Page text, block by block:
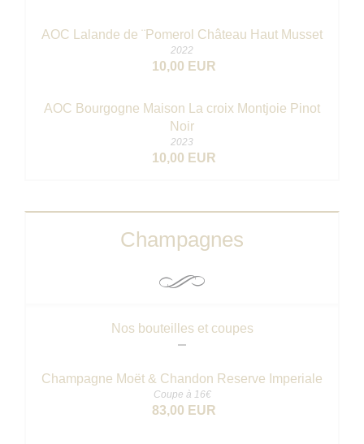
AOC Lalande de ¨Pomerol Château Haut Musset
2022
10,00 EUR
AOC Bourgogne Maison La croix Montjoie Pinot
Noir
2023
10,00 EUR
Champagnes
Nos bouteilles et coupes
Champagne Moët & Chandon Reserve Imperiale
Coupe à 16€
83,00 EUR